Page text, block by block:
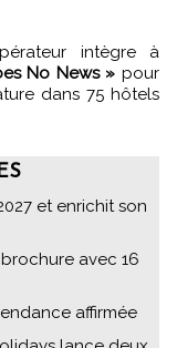
intègre à
No News » pour
dans 75 hôtels
et enrichit son
avec 16
affirmée